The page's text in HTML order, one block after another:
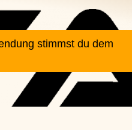
stimmst du dem